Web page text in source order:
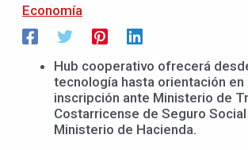
Economía
Hub cooperativo ofrecerá
tecnología hasta orientación
inscripción ante Ministerio de
Costarricense de Seguro Social
Ministerio de Hacienda.